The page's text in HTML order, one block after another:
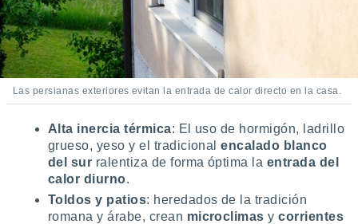
e
mediante
publicidad
Las persianas exteriores evitan la entrada de calor directo en la casa.
Alta inercia térmica: El uso de hormigón, ladrillo
grueso, yeso y el tradicionalencalado blanco
del sur ralentiza de forma óptima la entrada del
calor diurno.
Toldos y patios: heredados de la tradición
romana y árabe, crean microclimas ycorrientes